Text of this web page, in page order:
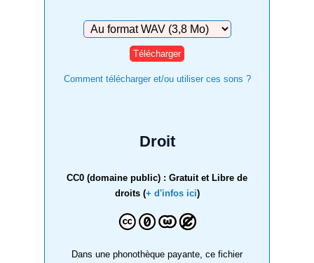
Télécharger
Comment télécharger et/ou utiliser ces sons ?
Droit
CC0 (domaine public) : Gratuit et Libre de
droits (+ d'infos ici)
Dans une phonothèque payante, ce fichier